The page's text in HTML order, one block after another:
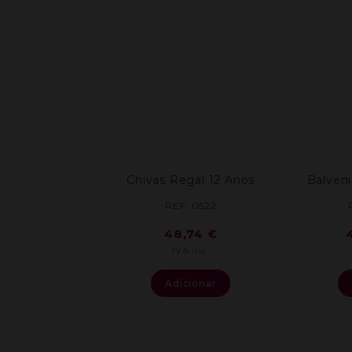
Chivas Regal 12 Anos
REF: 0522
48,74 €
Adicionar